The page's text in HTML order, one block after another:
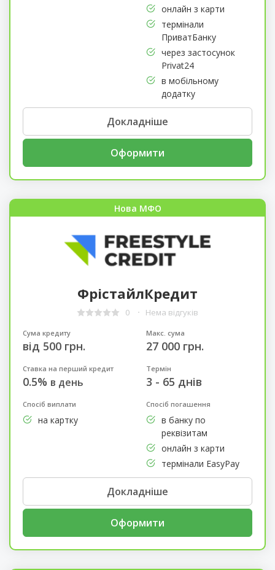
онлайн з карти
термінали
ПриватБанку
через застосунок
Privat24
в мобільному
додатку
Докладніше
Оформити
Нова МФО
ФрістайлКредит
0 Нема відгуків
Сума кредиту
від 500 грн.
Макс. сума
27 000 грн.
Ставка на перший кредит
0.5% в день
Термін
3 - 65 днів
Спосіб виплати
на картку
Спосіб погашення
в банку по
реквізитам
онлайн з карти
термінали EasyPay
Докладніше
Оформити